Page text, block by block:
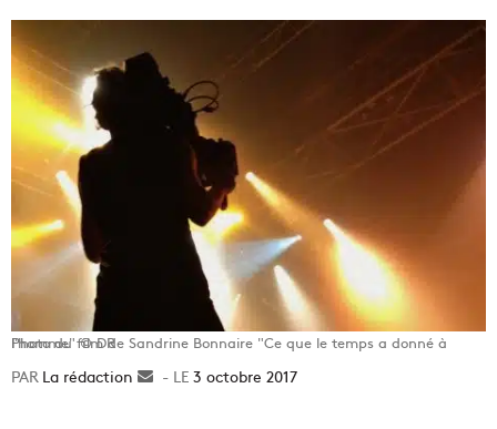
Photo du film de Sandrine Bonnaire "Ce que le temps a donné à l'homme" © DR
La rédaction
Envoyer3 octobre 2017